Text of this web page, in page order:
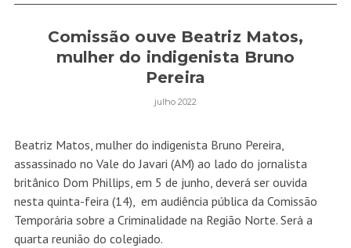
Comissão ouve Beatriz Matos,
mulher do indigenista Bruno
Pereira
julho 2022
Beatriz Matos, mulher do indigenista Bruno Pereira,
assassinado no Vale do Javari (AM) ao lado do jornalista
britânico Dom Phillips, em 5 de junho, deverá ser ouvida
nesta quinta-feira (14), em audiência pública da Comissão
Temporária sobre a Criminalidade na Região Norte. Será a
quarta reunião do colegiado.